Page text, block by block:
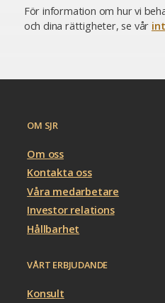
För information om hur vi
och dina rättigheter, se vår
OM SJR
Om oss
Kontakta oss
Våra medarbetare
Investor relations
Hållbarhet
VÅRT ERBJUDANDE
Konsult